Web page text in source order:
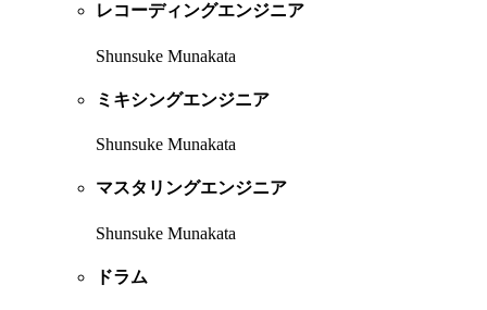
レコーディングエンジニア
Shunsuke Munakata
ミキシングエンジニア
Shunsuke Munakata
マスタリングエンジニア
Shunsuke Munakata
ドラム